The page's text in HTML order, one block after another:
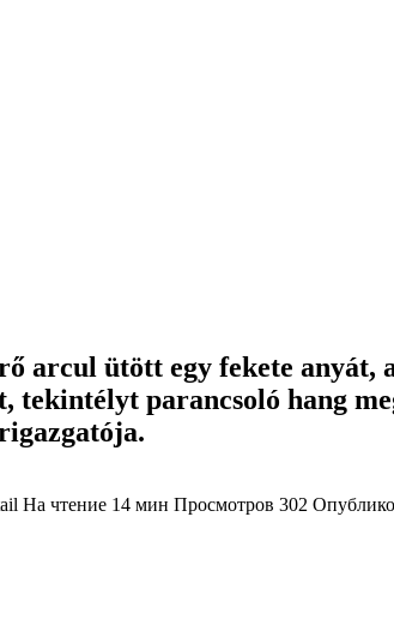
arcul ütött egy fekete
tekintélyt parancsoló hang
На чтение 14 мин Просмотров 302